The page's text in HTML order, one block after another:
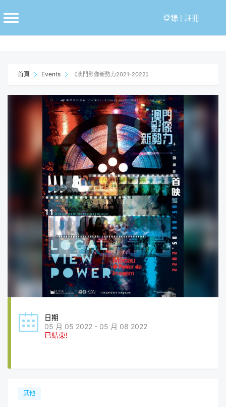
至
登錄| 註冊
首頁 Events 《澳門影像新勢力2021-2022》
日期
05 月 05 2022 - 05 月 08 2022
已結束!
其他